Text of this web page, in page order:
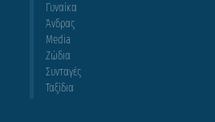
Γυναίκα
Άνδρας
Media
Ζώδια
Συνταγές
Ταξίδια